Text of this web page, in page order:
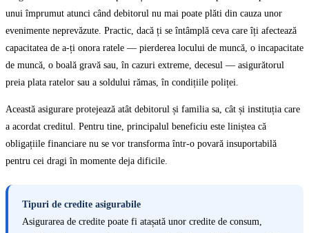
unui împrumut atunci când debitorul nu mai poate plăti din cauza unor
evenimente neprevăzute. Practic, dacă ți se întâmplă ceva care îți afectează
capacitatea de a-ți onora ratele — pierderea locului de muncă, o incapacitate
de muncă, o boală gravă sau, în cazuri extreme, decesul — asigurătorul
preia plata ratelor sau a soldului rămas, în condițiile poliței.
Această asigurare protejează atât debitorul și familia sa, cât și instituția care
a acordat creditul. Pentru tine, principalul beneficiu este liniștea că
obligațiile financiare nu se vor transforma într-o povară insuportabilă
pentru cei dragi în momente deja dificile.
Tipuri de credite asigurabile
Asigurarea de credite poate fi atașată unor credite de consum,